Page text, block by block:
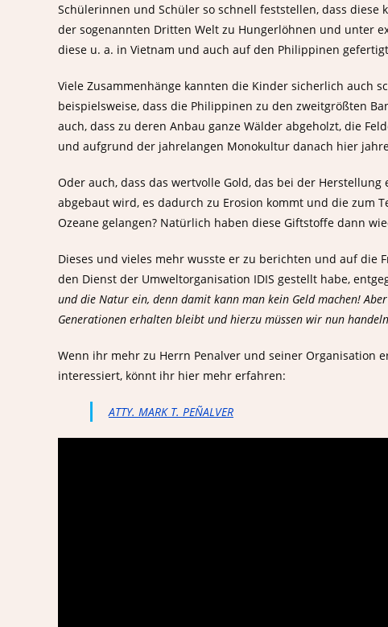
Schülerinnen und Schüler so schnell feststellen, dass diese
der sogenannten Dritten Welt zu Hungerlöhnen und unter
diese u. a. in Vietnam und auch auf den Philippinen
Viele Zusammenhänge kannten die Kinder sicherlich auch
beispielsweise, dass die Philippinen zu den zweitgrößten
auch, dass zu deren Anbau ganze Wälder abgeholzt, die
und aufgrund der jahrelangen Monokultur danach hier
Oder auch, dass das wertvolle Gold, das bei der
abgebaut wird, es dadurch zu Erosion kommt und die zum
Ozeane gelangen? Natürlich haben diese Giftstoffe dann
Dieses und vieles mehr wusste er zu berichten und auf die
den Dienst der Umweltorganisation IDIS gestellt habe,
und die Natur ein, denn damit kann man kein Geld machen!
Generationen erhalten bleibt und hierzu müssen wir nun
Wenn ihr mehr zu Herrn Penalver und seiner Organisation
interessiert, könnt ihr hier mehr erfahren:
ATTY. MARK T. PEÑALVER